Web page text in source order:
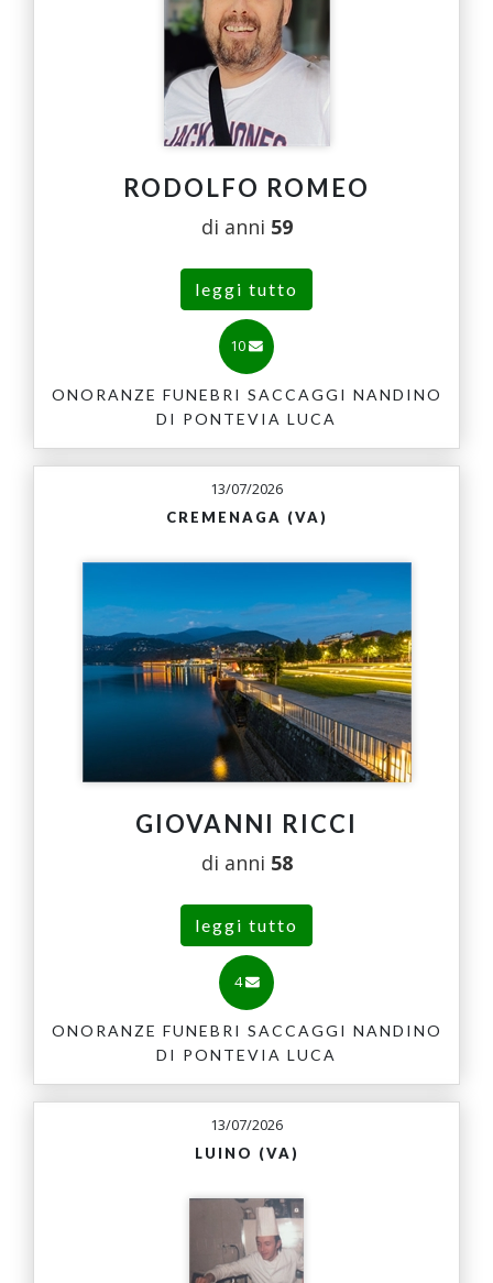
RODOLFO ROMEO
di anni 59
leggi tutto
10
ONORANZE FUNEBRI SACCAGGI NANDINO
DI PONTEVIA LUCA
13/07/2026
CREMENAGA (VA)
GIOVANNI RICCI
di anni 58
leggi tutto
4
ONORANZE FUNEBRI SACCAGGI NANDINO
DI PONTEVIA LUCA
13/07/2026
LUINO (VA)